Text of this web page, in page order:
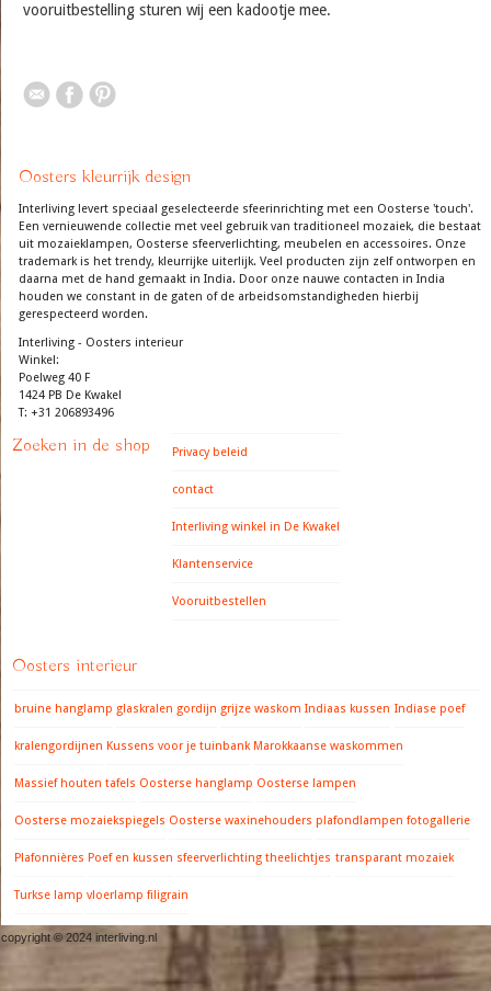
vooruitbestelling sturen wij een kadootje mee.
Oosters kleurrijk design
Interliving levert speciaal geselecteerde sfeerinrichting met een Oosterse 'touch'.
Een vernieuwende collectie met veel gebruik van traditioneel mozaiek, die bestaat
uit mozaieklampen, Oosterse sfeerverlichting, meubelen en accessoires. Onze
trademark is het trendy, kleurrijke uiterlijk. Veel producten zijn zelf ontworpen en
daarna met de hand gemaakt in India. Door onze nauwe contacten in India
houden we constant in de gaten of de arbeidsomstandigheden hierbij
gerespecteerd worden.
Interliving - Oosters interieur
Winkel:
Poelweg 40 F
1424 PB De Kwakel
T: +31 206893496
Zoeken in de shop Privacy beleid
contact
Interliving winkel in De Kwakel
Klantenservice
Vooruitbestellen
Oosters interieur
bruine hanglamp glaskralen gordijn grijze waskom Indiaas kussen Indiase poef
kralengordijnen Kussens voor je tuinbank Marokkaanse waskommen
Massief houten tafels Oosterse hanglamp Oosterse lampen
Oosterse mozaiekspiegels Oosterse waxinehouders plafondlampen fotogallerie
Plafonnières Poef en kussen sfeerverlichting theelichtjes transparant mozaiek
Turkse lamp vloerlamp filigrain
copyright © 2024 interliving.nl